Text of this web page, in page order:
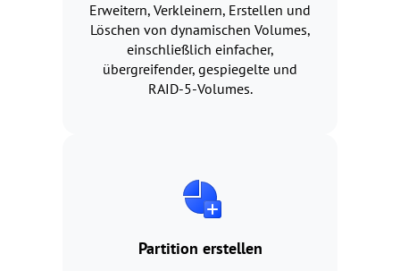
Erweitern, Verkleinern, Erstellen und
Löschen von dynamischen Volumes,
einschließlich einfacher,
übergreifender, gespiegelte und
RAID-5-Volumes.
Partition erstellen